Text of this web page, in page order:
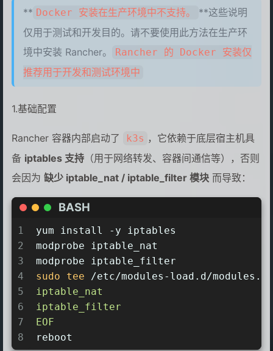
** Docker 安装在生产环境中不支持。
**这些说明
仅用于测试和开发目的。请不要使用此方法在生产环
境中安装 Rancher。
Rancher 的 Docker 安装仅
推荐用于开发和测试环境中
1.基础配置
Rancher 容器内部启动了 k3s ，它依赖于底层宿主机具
备 iptables 支持 （用于网络转发、容器间通信等），否则
会因为 缺少 iptable_nat / iptable_filter 模块 而导致：
BASH
1
2
3
4
5
6
7
8
yum install -y iptables
modprobe iptable_nat
modprobe iptable_filter
sudo
tee /etc/modules-load.d/
iptable_nat
iptable_filter
EOF
reboot